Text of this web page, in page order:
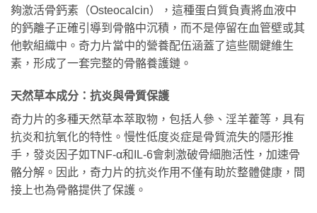
夠激活骨鈣素（Osteocalcin），這種蛋白質負責將血液中
的鈣離子正確引導到骨骼中沉積，而不是停留在血管壁或其
他軟組織中。奇力片當中的營養配伍涵蓋了這些關鍵維生
素，形成了一套完整的骨骼養護鏈。
天然草本成分：抗炎與骨質保護
奇力片的多種天然草本萃取物，包括人參、淫羊藿等，具有
抗炎和抗氧化的特性。慢性低度炎症是骨質流失的隱形推
手，發炎因子如TNF-α和IL-6會刺激破骨細胞活性，加速骨
骼分解。因此，奇力片的抗炎作用不僅有助於整體健康，間
接上也為骨骼提供了保護。